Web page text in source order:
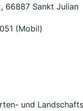
66887 Sankt Julian
(Mobil)
und